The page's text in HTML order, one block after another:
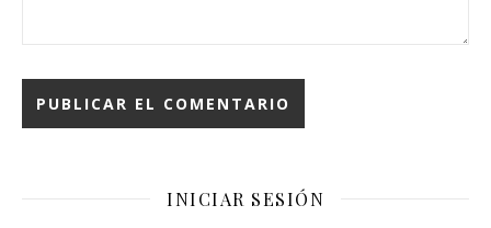
INICIAR SESIÓN